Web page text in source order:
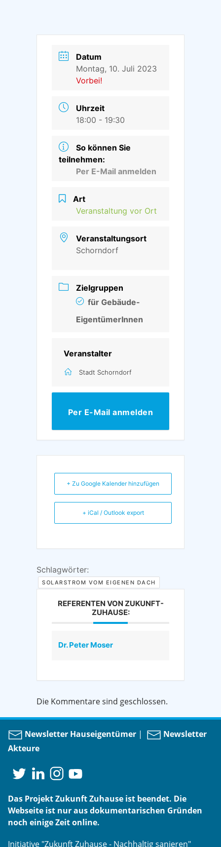
Datum
Montag, 10. Juli 2023
Vorbei!
Uhrzeit
18:00 - 19:30
So können Sie
teilnehmen:
Per E-Mail anmelden
Art
Veranstaltung vor Ort
Veranstaltungsort
Schorndorf
Zielgruppen
für Gebäude-
EigentümerInnen
Veranstalter
Stadt Schorndorf
Per E-Mail anmelden
+ Zu Google Kalender hinzufügen
+ iCal / Outlook export
Schlagwörter:
SOLARSTROM VOM EIGENEN DACH
REFERENTEN VON ZUKUNFT-
ZUHAUSE:
Dr. Peter Moser
Die Kommentare sind geschlossen.
Newsletter Hauseigentümer |
Newsletter
Akteure
Das Projekt Zukunft Zuhause ist beendet. Die
Webseite ist nur aus dokumentarischen Gründen
noch einige Zeit online.
Initiative "Zukunft Zuhause - Nachhaltig sanieren"